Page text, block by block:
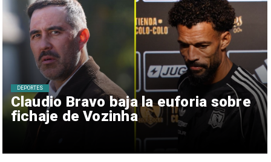
Claudio Bravo baja la euforia sobre
fichaje de Vozinha
DEPORTES